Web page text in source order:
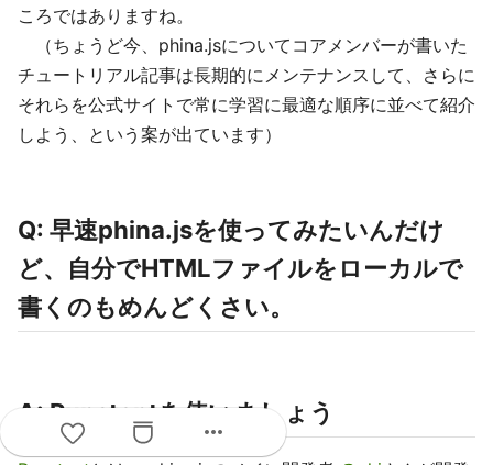
ころではありますね。
（ちょうど今、phina.jsについてコアメンバーが書いた
チュートリアル記事は長期的にメンテナンスして、さらに
それらを公式サイトで常に学習に最適な順序に並べて紹介
しよう、という案が出ています）
Q: 早速phina.jsを使ってみたいんだけ
ど、自分でHTMLファイルをローカルで
書くのもめんどくさい。
A: Runstantを使いましょう
more_horiz